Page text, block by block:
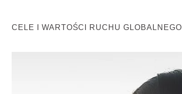
CELE I WARTOŚCI RUCHU GLOBALNEGO